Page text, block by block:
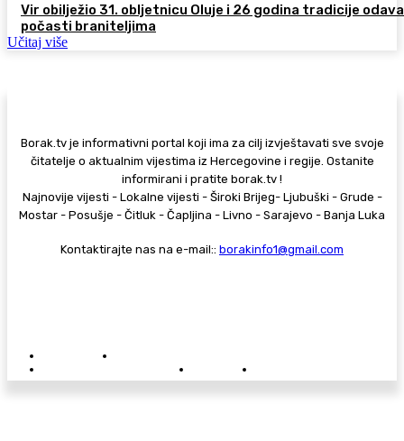
Vir obilježio 31. obljetnicu Oluje i 26 godina tradicije
počasti braniteljima
Učitaj više
Borak.tv je informativni portal koji ima za cilj izvještavati sve svoje
čitatelje o aktualnim vijestima iz Hercegovine i regije. Ostanite
informirani i pratite borak.tv !
Najnovije vijesti - Lokalne vijesti - Široki Brijeg- Ljubuški - Grude -
Mostar - Posušje - Čitluk - Čapljina - Livno - Sarajevo - Banja Luka
Kontaktirajte nas na e-mail:: borakinfo1@gmail.com